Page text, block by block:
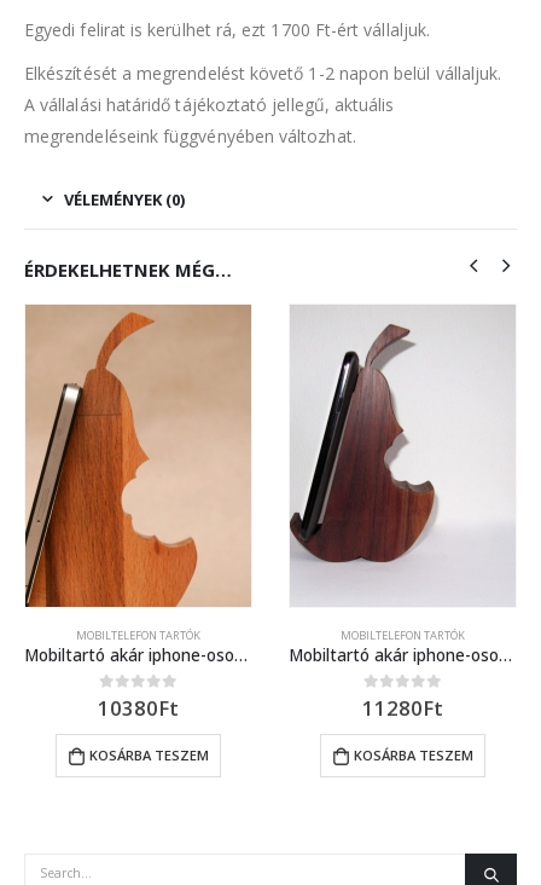
Egyedi felirat is kerülhet rá, ezt 1700 Ft-ért vállaljuk.
Elkészítését a megrendelést követő 1-2 napon belül vállaljuk.
A vállalási határidő tájékoztató jellegű, aktuális
megrendeléseink függvényében változhat.
VÉLEMÉNYEK (0)
ÉRDEKELHETNEK MÉG…
TARTÓK,SZETTEK
MOBILTELEFON TARTÓK
Mobiltartó akár iphone-osoknak is
0 out of 5
10380Ft
KOSÁRBA TESZEM
MOBILTELEFON TARTÓK
Mobiltartó akár iphone-osoknak is (fekete dió)
0 out of 5
11280Ft
KOSÁRBA TESZEM